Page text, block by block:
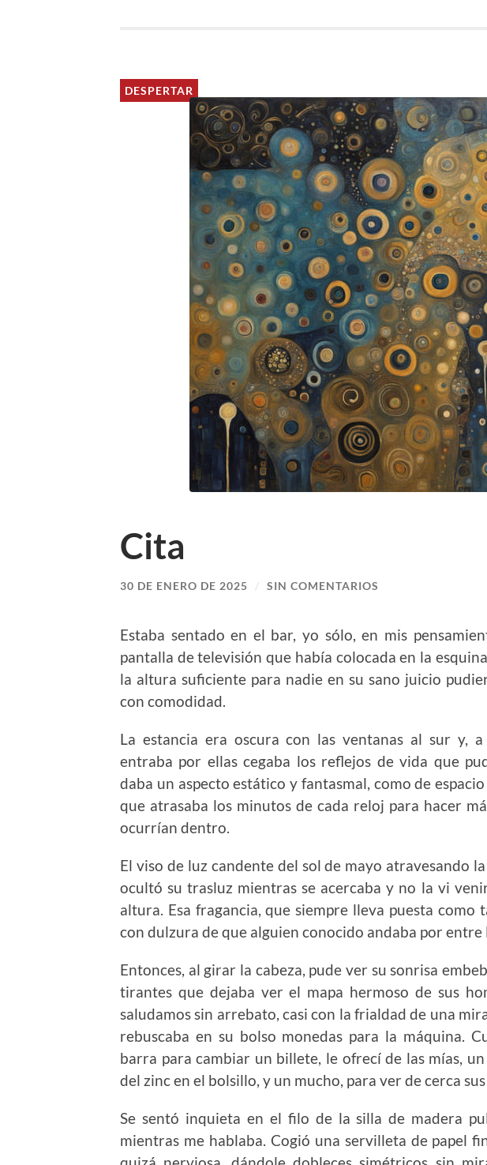
DESPERTAR
Cita
30 DE ENERO DE 2025 / SIN COMENTARIOS
Estaba sentado en el bar, yo sólo, en mis
pantalla de televisión que había colocada en la
la altura suficiente para nadie en su sano juicio
con comodidad.
La estancia era oscura con las ventanas al sur y,
entraba por ellas cegaba los reflejos de vida que
daba un aspecto estático y fantasmal, como de
que atrasaba los minutos de cada reloj para hacer
ocurrían dentro.
El viso de luz candente del sol de mayo atravesando
ocultó su trasluz mientras se acercaba y no la vi
altura. Esa fragancia, que siempre lleva puesta como
con dulzura de que alguien conocido andaba por entre
Entonces, al girar la cabeza, pude ver su sonrisa
tirantes que dejaba ver el mapa hermoso de sus
saludamos sin arrebato, casi con la frialdad de una
rebuscaba en su bolso monedas para la máquina.
barra para cambiar un billete, le ofrecí de las mías,
del zinc en el bolsillo, y un mucho, para ver de cerca
Se sentó inquieta en el filo de la silla de madera
mientras me hablaba. Cogió una servilleta de papel